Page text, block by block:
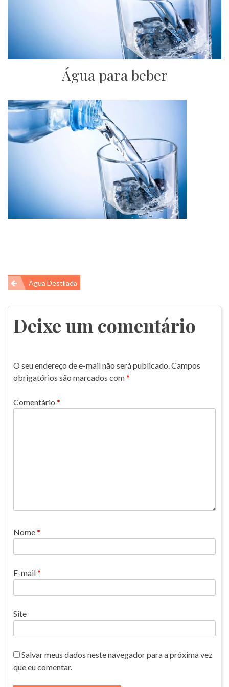
Água para beber
Navegação
de
Post
Água Destilada
Deixe um comentário
O seu endereço de e-mail não será publicado.Campos
obrigatórios são marcados com*
Comentário *
Nome*
E-mail*
Site
Salvar meus dados neste navegador para a próxima vez
que eu comentar.